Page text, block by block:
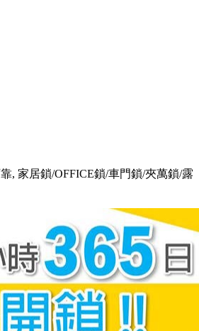
, 家居鎖/OFFICE鎖/車門鎖/夾萬鎖/露